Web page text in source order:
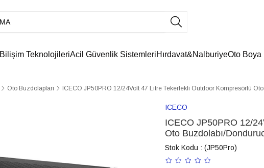
Bilişim TeknolojileriAcil Güvenlik SistemleriHırdavat&NalburiyeOto Boya
Oto Buzdolapları ICECO JP50PRO 12/24Volt 47 Litre Tekerlekli Outdoor Kompresörlü
ICECO
ICECO JP50PRO 12/
Oto Buzdolabı/
Stok Kodu (JP50Pro)